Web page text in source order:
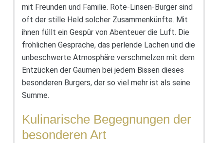
mit Freunden und Familie. Rote-Linsen-Burger sind
oft der stille Held solcher Zusammenkünfte. Mit
ihnen füllt ein Gespür von Abenteuer die Luft. Die
fröhlichen Gespräche, das perlende Lachen und die
unbeschwerte Atmosphäre verschmelzen mit dem
Entzücken der Gaumen bei jedem Bissen dieses
besonderen Burgers, der so viel mehr ist als seine
Summe.
Kulinarische Begegnungen der
besonderen Art